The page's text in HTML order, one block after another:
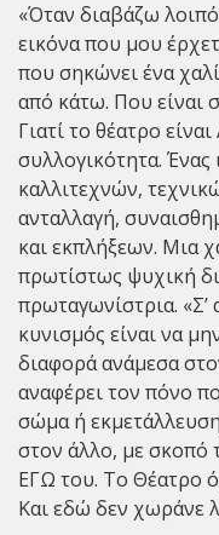
«Όταν διαβάζω
εικόνα που μου
που σηκώνει ένα
από κάτω. Που είναι
Γιατί το θέατρο
συλλογικότητα.
καλλιτεχνών,
ανταλλαγή,
και εκπλήξεων. Μια
πρωτίστως ψυχική
πρωταγωνίστρια.
κυνισμός είναι να
διαφορά ανάμεσα
αναφέρει τον πόνο
σώμα ή
στον άλλο, με σκοπό
ΕΓΩ του. Το Θέατρο
Και εδώ δεν χωράνε